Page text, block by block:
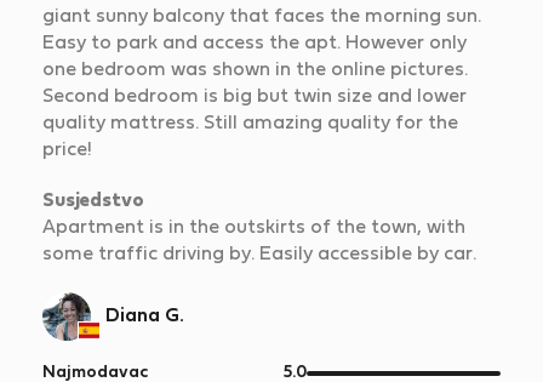
giant sunny balcony that faces the morning sun.
Easy to park and access the apt. However only
one bedroom was shown in the online pictures.
Second bedroom is big but twin size and lower
quality mattress. Still amazing quality for the
price!
Susjedstvo
Apartment is in the outskirts of the town, with
some traffic driving by. Easily accessible by car.
Diana G.
Najmodavac 5.0od